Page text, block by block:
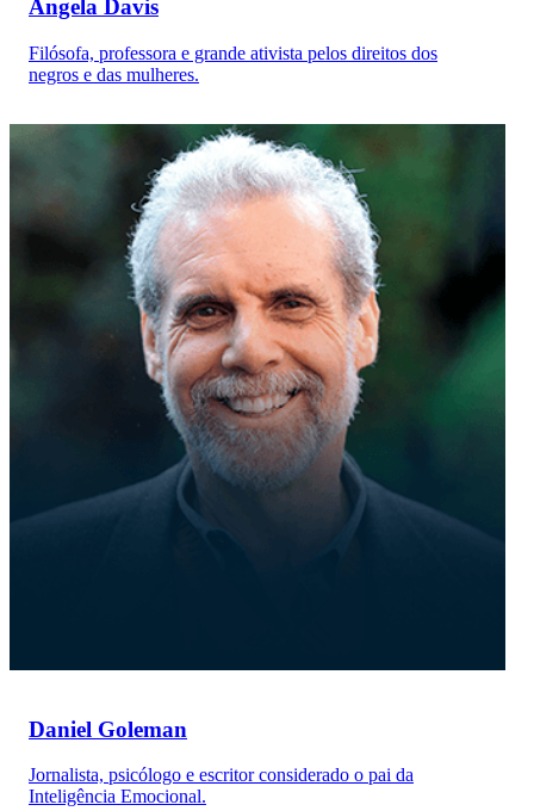
Angela Davis
Filósofa, professora e grande ativista pelos direitos dos
negros e das mulheres.
Daniel Goleman
Jornalista, psicólogo e escritor considerado o pai da
Inteligência Emocional.